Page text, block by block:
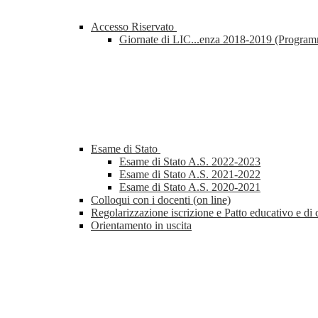
Accesso Riservato
Giornate di LIC...enza 2018-2019
Esame di Stato
Esame di Stato A.S. 2022-2023
Esame di Stato A.S. 2021-2022
Esame di Stato A.S. 2020-2021
Colloqui con i docenti (on line)
Regolarizzazione iscrizione e Patto educativo e di
Orientamento in uscita